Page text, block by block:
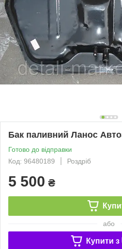
Бак паливний Ланос
Готово до відправки
Код: 96480189
Роздріб
5 500 ₴
або
Купити з